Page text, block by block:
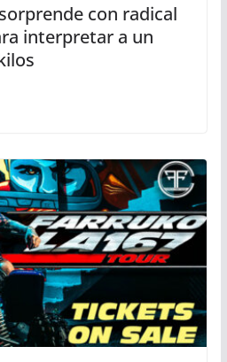
con radical
interpretar a un